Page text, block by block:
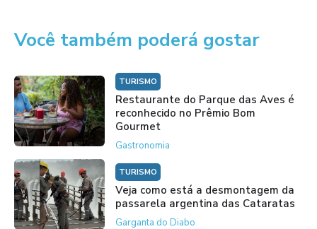
Você também poderá gostar
TURISMO
Restaurante do Parque das Aves é
reconhecido no Prêmio Bom
Gourmet
Gastronomia
TURISMO
Veja como está a desmontagem da
passarela argentina das Cataratas
Garganta do Diabo